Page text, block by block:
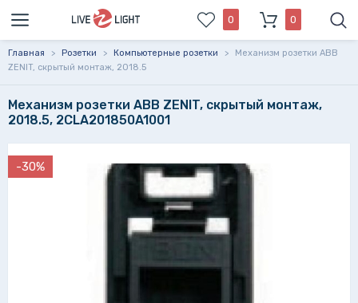
0 0
Главная > Розетки > Компьютерные розетки >
Механизм розетки ABB
ZENIT, скрытый монтаж, 2018.5
Механизм розетки ABB ZENIT, скрытый монтаж,
2018.5, 2CLA201850A1001
-30%